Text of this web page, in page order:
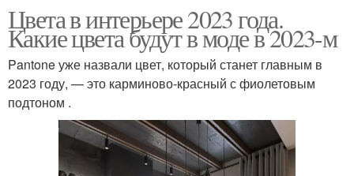
Цвета в интерьере 2023 года.
Какие цвета будут в моде в 2023-м
Pantone уже назвали цвет, который станет главным в
2023 году, — это карминово-красный с фиолетовым
подтоном .